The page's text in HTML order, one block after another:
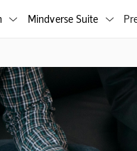
 Mindverse Suite 